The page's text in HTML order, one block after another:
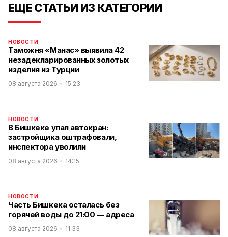
ЕЩЕ СТАТЬИ ИЗ КАТЕГОРИИ
НОВОСТИ
Таможня «Манас» выявила 42
незадекларированных золотых
изделия из Турции
08 августа 2026 15:23
НОВОСТИ
В Бишкеке упал автокран:
застройщика оштрафовали,
инспектора уволили
08 августа 2026 14:15
НОВОСТИ
Часть Бишкека осталась без
горячей воды до 21:00 — адреса
08 августа 2026 11:33